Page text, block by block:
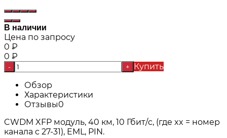
В наличии
Цена по запросу
0 ₽
0 ₽
- +
Купить
Обзор
Характеристики
Отзывы0
CWDM XFP модуль, 40 км, 10 Гбит/c, (где xx = номер
канала c 27-31), EML, PIN.